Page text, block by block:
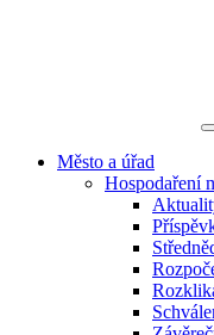
Město a úřad
Hospodaření